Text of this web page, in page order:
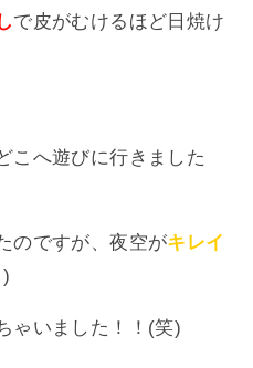
で皮がむけるほど日焼け
こへ遊びに行きました
のですが、夜空がキレイ
ゃいました！！(笑)